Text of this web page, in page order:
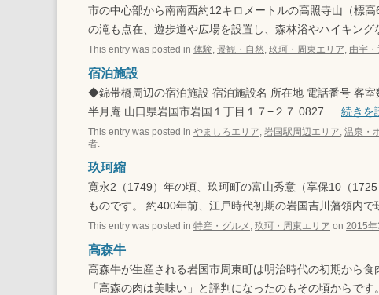
市の中心部から南南西約12キロメートルの高照寺山（標
の滝も点在、遊歩道や広場を設置し、森林浴やハイキン
This entry was posted in 体験, 景観・自然, 玖珂・周東エリア, 由宇
宿泊施設
◆錦帯橋周辺の宿泊施設 宿泊施設名 所在地 電話番号 客
半月庵 山口県岩国市岩国１丁目１７−２７ 0827 … 続きを
This entry was posted in やましろエリア, 岩国駅周辺エリア, 温泉・
者.
玖珂縮
寛永2（1749）年の頃、玖珂町の富山秀意（享保10（
ものです。 約400年前、江戸時代初期の岩国吉川藩領内
This entry was posted in 特産・グルメ , 玖珂・周東エリア on 2015年
高森牛
高森牛が生産される岩国市周東町は明治時代の初期から
「高森の肉は美味い」と評判になったのもその頃からで